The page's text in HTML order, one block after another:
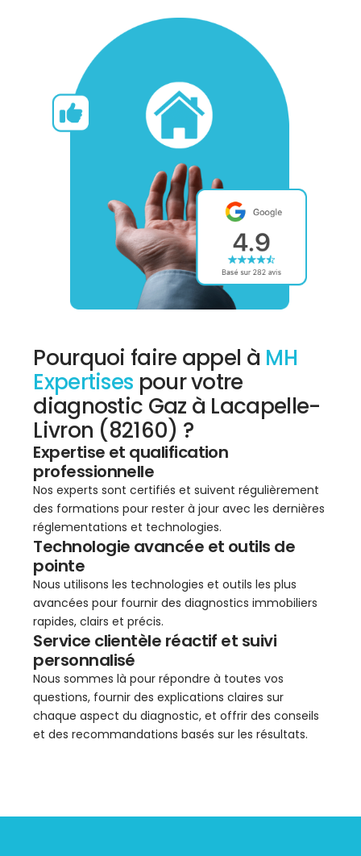
Pourquoi faire appel à MH
Expertises pour votre
diagnostic Gaz à Lacapelle-
Livron (82160) ?
Expertise et qualification
professionnelle
Nos experts sont certifiés et suivent régulièrement
des formations pour rester à jour avec les dernières
réglementations et technologies.
Technologie avancée et outils de
pointe
Nous utilisons les technologies et outils les plus
avancées pour fournir des diagnostics immobiliers
rapides, clairs et précis.
Service clientèle réactif et suivi
personnalisé
Nous sommes là pour répondre à toutes vos
questions, fournir des explications claires sur
chaque aspect du diagnostic, et offrir des conseils
et des recommandations basés sur les résultats.